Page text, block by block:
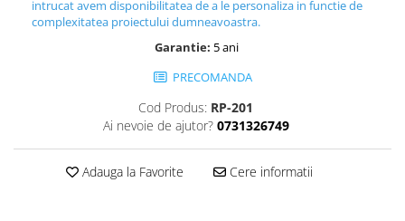
intrucat avem disponibilitatea de a le personaliza in functie de
complexitatea proiectului dumneavoastra.
Garantie: 5 ani
PRECOMANDA
Cod Produs: RP-201
Ai nevoie de ajutor? 0731326749
Adauga la Favorite Cere informatii